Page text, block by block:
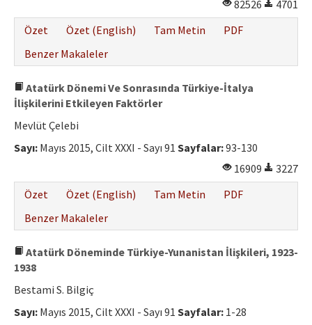
82526
4701
Özet
Özet (English) Tam Metin
PDF
Benzer Makaleler
Atatürk Dönemi Ve Sonrasında Türkiye-İtalya
İlişkilerini Etkileyen Faktörler
Mevlüt Çelebi
Sayı: Mayıs 2015, Cilt XXXI - Sayı 91 Sayfalar:93-130
16909
3227
Özet
Özet (English) Tam Metin
PDF
Benzer Makaleler
Atatürk Döneminde Türkiye-Yunanistan İlişkileri, 1923-
1938
Bestami S. Bilgiç
Sayı: Mayıs 2015, Cilt XXXI - Sayı 91 Sayfalar: 1-28